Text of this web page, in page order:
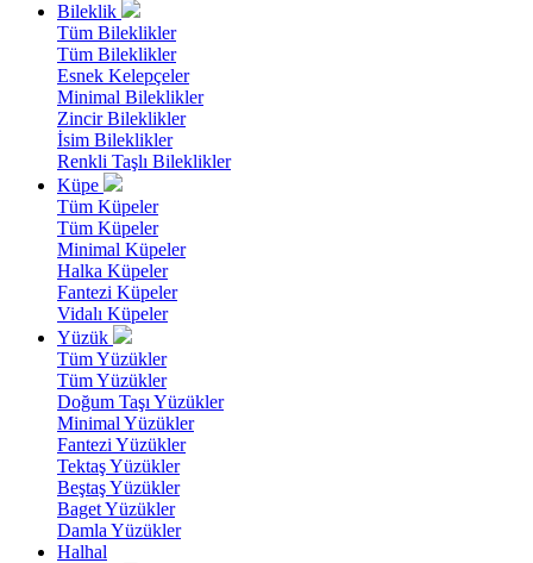
Bileklik
Tüm Bileklikler
Tüm Bileklikler
Esnek Kelepçeler
Minimal Bileklikler
Zincir Bileklikler
İsim Bileklikler
Renkli Taşlı Bileklikler
Küpe
Tüm Küpeler
Tüm Küpeler
Minimal Küpeler
Halka Küpeler
Fantezi Küpeler
Vidalı Küpeler
Yüzük
Tüm Yüzükler
Tüm Yüzükler
Doğum Taşı Yüzükler
Minimal Yüzükler
Fantezi Yüzükler
Tektaş Yüzükler
Beştaş Yüzükler
Baget Yüzükler
Damla Yüzükler
Halhal